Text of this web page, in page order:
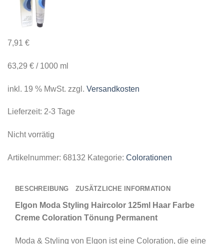
7,91 €
63,29 € / 1000 ml
inkl. 19 % MwSt. zzgl. Versandkosten
Lieferzeit: 2-3 Tage
Nicht vorrätig
Artikelnummer: 68132 Kategorie: Colorationen
BESCHREIBUNG ZUSÄTZLICHE INFORMATION
Elgon Moda Styling Haircolor 125ml Haar Farbe
Creme Coloration Tönung Permanent
Moda & Styling von Elgon ist eine Coloration, die eine